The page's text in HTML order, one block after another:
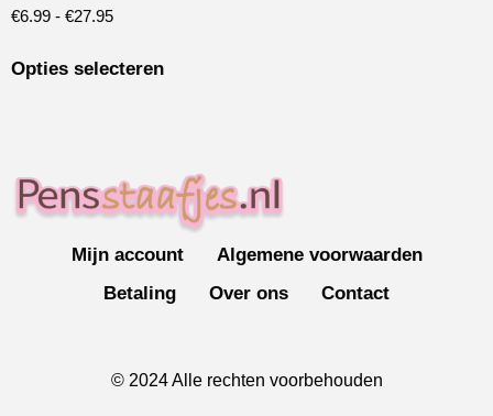
€6.99 - €27.95
Opties selecteren
Mijn account
Algemene voorwaarden
Betaling
Over ons Contact
© 2024 Alle rechten voorbehouden